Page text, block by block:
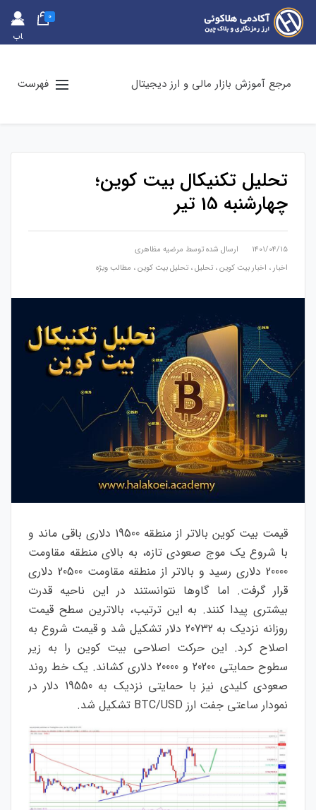
حس
اب
0
مرجع آموزش بازار مالی و ارز دیجیتال فهرست
تحلیل تکنیکال بیت کوین؛
چهارشنبه 15 تیر
۱۴۰۱/۰۴/۱۵ ارسال شده توسط مرضیه مظاهری
اخبار ، اخبار بیت کوین، تحلیل، تحلیل بیت کوین، مطالب ویژه
قیمت بیت کوین بالاتر از منطقه 19500 دلاری باقی ماند و
با شروع یک موج صعودی تازه، به بالای منطقه مقاومت
20000 دلاری رسید و بالاتر از منطقه مقاومت 20500 دلاری
قرار گرفت. اما گاوها نتوانستند در این ناحیه قدرت
بیشتری پیدا کنند. به این ترتیب، بالاترین سطح قیمت
روزانه نزدیک به 20732 دلار تشکیل شد و قیمت شروع به
اصلاح کرد. این حرکت اصلاحی بیت کوین را به زیر
سطوح حمایتی 20200 و 20000 دلاری کشاند. یک خط روند
صعودی کلیدی نیز با حمایتی نزدیک به 19550 دلار در
نمودار ساعتی جفت ارز BTC/USD تشکیل شد.